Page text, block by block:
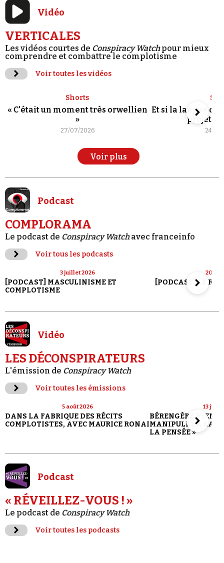
Vidéo
VERTICALES
Les vidéos courtes de Conspiracy Watchpour mieux
comprendre et combattre le complotisme
Voir toutes les vidéos
Shorts
« C'était un moment très orwellien
»
27/07/2026
Et si la langue de
projet
24/
Voir plus
Podcast
COMPLORAMA
Le podcast de Conspiracy Watchavec franceinfo
Voir tous les podcasts
3 juillet 2026
[PODCAST] MASCULINISME ET
COMPLOTISME
20
[PODCAST] LE
Vidéo
LES DÉCONSPIRATEURS
L'émission de Conspiracy Watch
Voir toutes les émissions
5 août 2026
DANS LA FABRIQUE DES RÉCITS
COMPLOTISTES, AVEC MAURICE RONAI
13
BÉRENGÈRE
MANIPULE LA
LA PENSÉE »
Podcast
« RÉVEILLEZ-VOUS ! »
Le podcast de Conspiracy Watch
Voir toutes les podcasts